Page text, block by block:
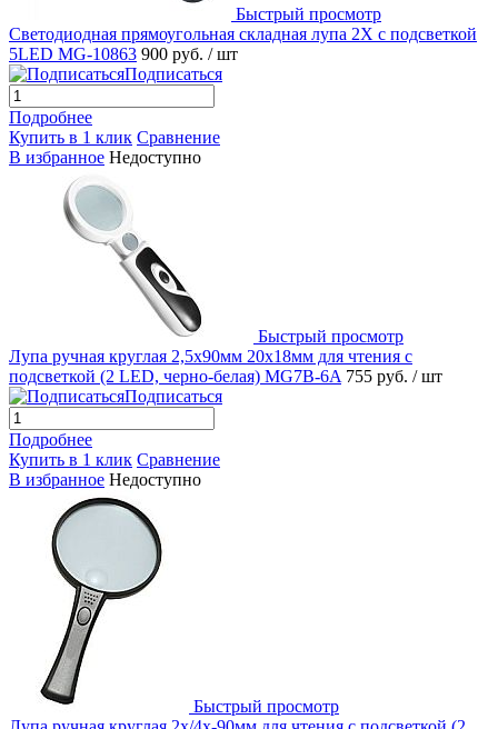
Быстрый просмотр
Светодиодная прямоугольная складная лупа 2X с подсветкой
5LED MG-10863 900 руб. / шт
Подписаться
Подробнее
Купить в 1 клик Сравнение
В избранное Недоступно
Быстрый просмотр
Лупа ручная круглая 2,5х90мм 20х18мм для чтения с
подсветкой (2 LED, черно-белая) MG7B-6A 755 руб. / шт
Подписаться
Подробнее
Купить в 1 клик Сравнение
В избранное Недоступно
Быстрый просмотр